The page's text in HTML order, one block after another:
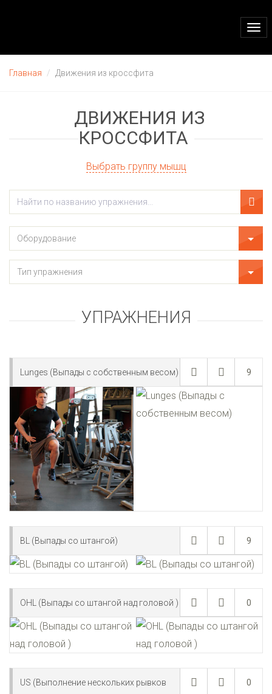
Главная Движения из кроссфита
ДВИЖЕНИЯ ИЗ
КРОССФИТА
Выбрать группу мышц
УПРАЖНЕНИЯ
9
Lunges (Выпады с собственным весом)
9
BL (Выпады со штангой)
0
OHL (Выпады со штангой над головой )
0
US (Выполнение нескольких рывков